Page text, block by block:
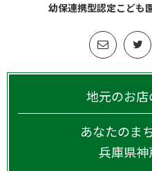
幼保連携型認定こども
地元のお店
あなたのま
兵庫県